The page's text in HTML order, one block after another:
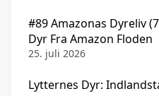
#89 Amazonas Dyreliv
Dyr Fra Amazon Floden
25. juli 2026
Lytternes Dyr: